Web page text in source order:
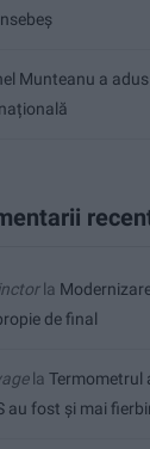
Munteanu a
la
de final
la Termometrul
au fost și mai